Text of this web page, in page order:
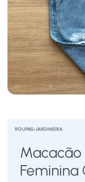
ROUPAS› JARDINEIRA
Macacão
Feminina